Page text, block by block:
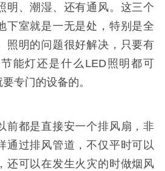
明、潮湿、还有通风。这三个
下室就是一无是处，特别是全
照明的问题很好解决，只要有
能灯还是什么LED照明都可
专门的设备的。
都是直接安一个排风扇，非
通过排风管道，不仅平时可以
还可以在发生火灾的时做烟风